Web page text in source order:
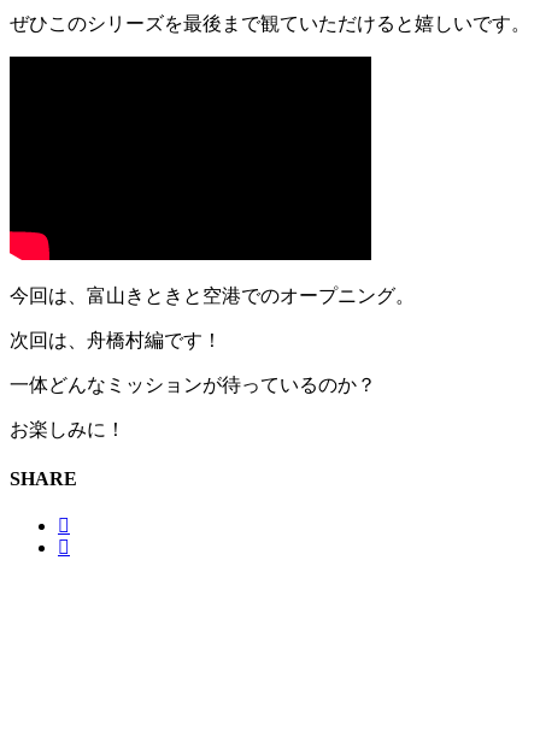
ぜひこのシリーズを最後まで観ていただけると嬉しいです。
今回は、富山きときと空港でのオープニング。
次回は、舟橋村編です！
一体どんなミッションが待っているのか？
お楽しみに！
SHARE